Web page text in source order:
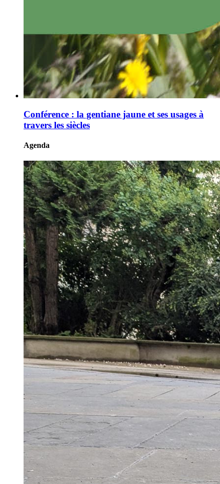
Conférence : la gentiane jaune et ses usages à
travers les siècles
Agenda